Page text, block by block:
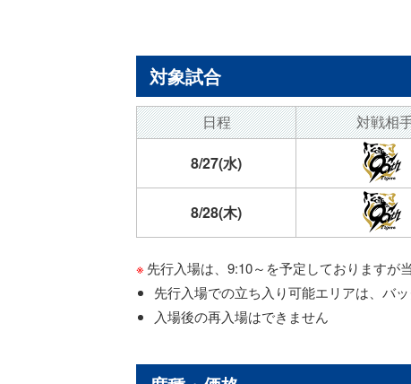
対象試合
日程 対戦相
8/27(水)
8/28(木)
先行入場は、9:10～を予定しておりますが
先行入場での立ち入り可能エリアは、バ
入場後の再入場はできません